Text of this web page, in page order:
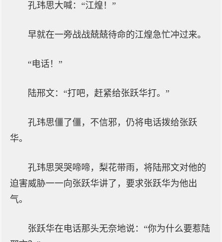
孔玮思大喊：“江煌！”
早就在一旁战战兢兢待命的江煌急忙冲过来。
“电话！”
陆邢文：“打吧，赶紧给张跃华打。”
孔玮思僵了僵，不信邪，仍将电话拨给张跃
华。
孔玮思哭哭啼啼，梨花带雨，将陆邢文对他的
迫害威胁一一向张跃华讲了，要求张跃华为他出
气。
张跃华在电话那头无奈地说：“你为什么要惹陆